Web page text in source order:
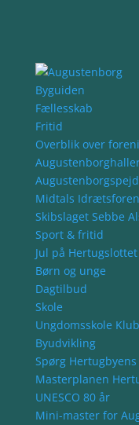
Byguiden
Fællesskab
Fritid
Overblik over
Midtals
Skibslaget Sebbe
Sport & fritid
Jul på Hertugslottet
Børn og unge
Dagtilbud
Skole
Ungdomsskole
Byudvikling
Spørg
Masterplanen
UNESCO 80 år
Mini-master for